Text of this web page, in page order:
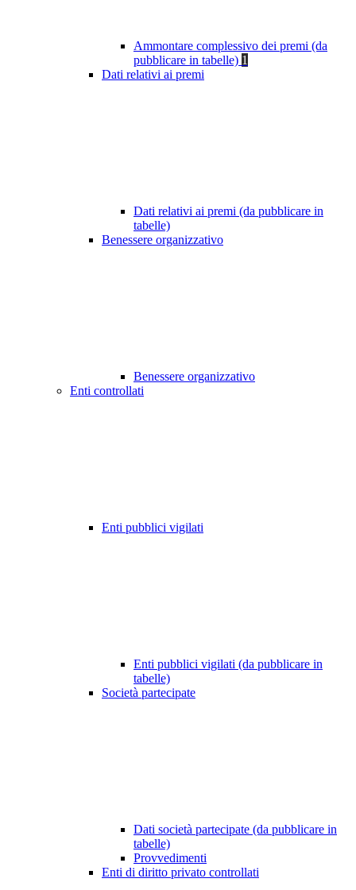
Ammontare complessivo dei premi (da
pubblicare in tabelle) 1
Dati relativi ai premi
Dati relativi ai premi (da pubblicare in
tabelle)
Benessere organizzativo
Benessere organizzativo
Enti controllati
Enti pubblici vigilati
Enti pubblici vigilati (da pubblicare in
tabelle)
Società partecipate
Dati società partecipate (da pubblicare in
tabelle)
Provvedimenti
Enti di diritto privato controllati